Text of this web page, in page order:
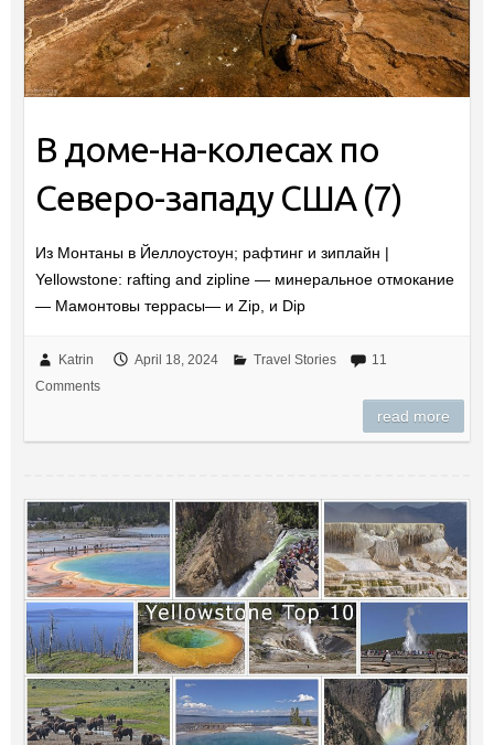
В доме-на-колесах по
Северо-западу США (7)
Из Монтаны в Йеллоустоун; рафтинг и зиплайн |
Yellowstone: rafting and zipline — минеральное отмокание
— Мамонтовы террасы— и Zip, и Dip
Katrin April 18, 2024 Travel Stories
11
Comments
read more